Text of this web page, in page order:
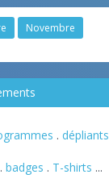
Novembre
. dépliants
. badges . T-shirts ...